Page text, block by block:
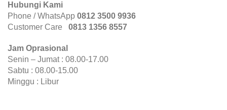
Hubungi Kami
Phone / WhatsApp 0812 3500 9936
Customer Care 0813 1356 8557
Jam Oprasional
Senin – Jumat : 08.00-17.00
Sabtu : 08.00-15.00
Minggu : Libur